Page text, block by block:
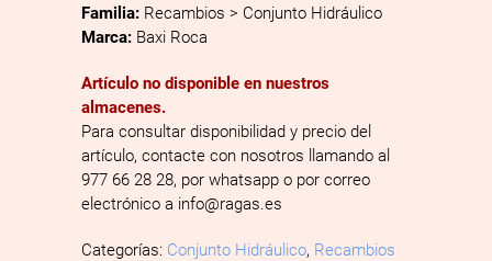
Familia: Recambios > Conjunto Hidráulico
Marca: Baxi Roca
Artículo no disponible en nuestros
almacenes.
Para consultar disponibilidad y precio del
artículo, contacte con nosotros llamando al
977 66 28 28, por whatsapp o por correo
electrónico a info@ragas.es
Categorías: Conjunto Hidráulico, Recambios